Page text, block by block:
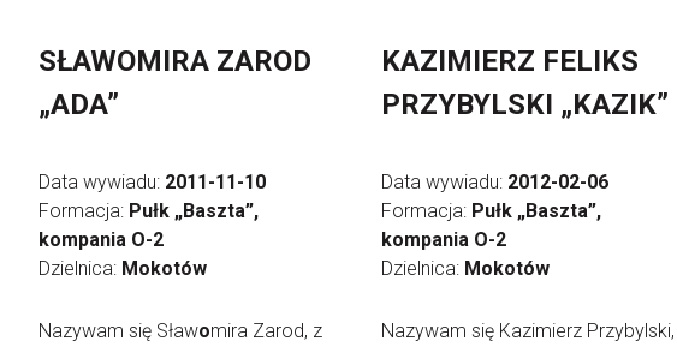
SŁAWOMIRA ZAROD
„ADA”
Data wywiadu: 2011-11-10
Formacja: Pułk „Baszta”,
kompania O-2
Dzielnica: Mokotów
Nazywam się Sławomira Zarod, z
KAZIMIERZ FELIKS
PRZYBYLSKI „KAZIK”
Data wywiadu: 2012-02-06
Formacja: Pułk „Baszta”,
kompania O-2
Dzielnica: Mokotów
Nazywam się Kazimierz Przybylski,